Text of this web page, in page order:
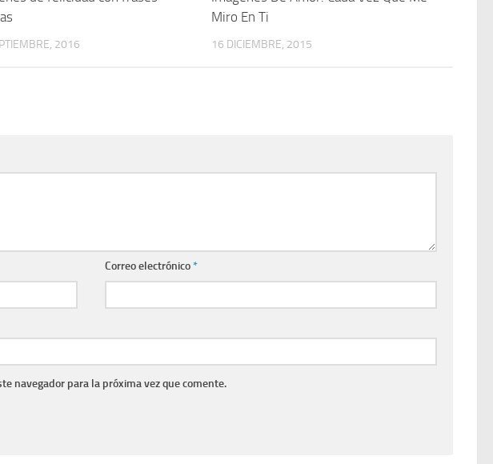
2016
Miro En Ti
16 DICIEMBRE, 2015
Correo electrónico*
navegador para la próxima vez que comente.